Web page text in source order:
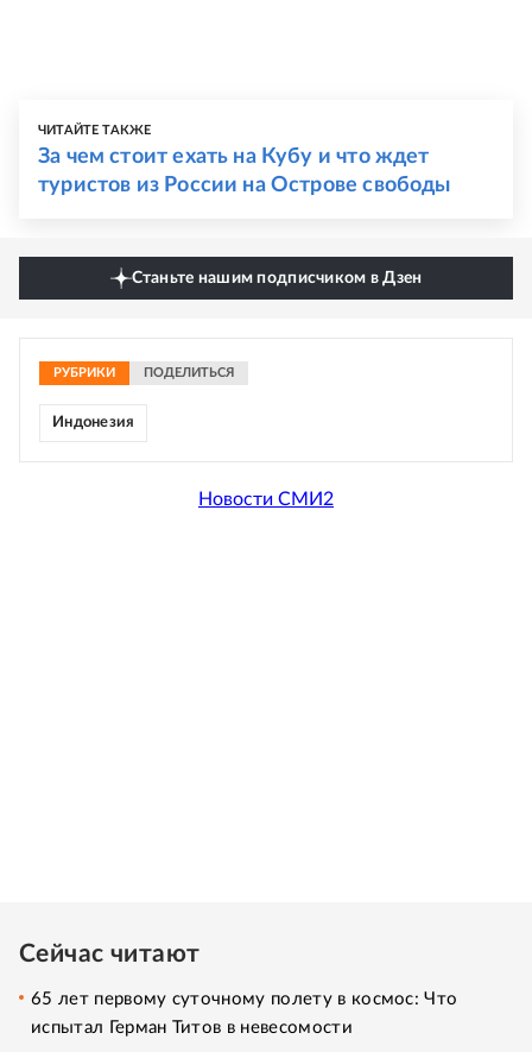
ЧИТАЙТЕ ТАКЖЕ
За чем стоит ехать на Кубу и что ждет
туристов из России на Острове свободы
Станьте нашим подписчиком в Дзен
РУБРИКИ ПОДЕЛИТЬСЯ
Индонезия
Новости СМИ2
Сейчас читают
65 лет первому суточному полету в космос: Что
испытал Герман Титов в невесомости